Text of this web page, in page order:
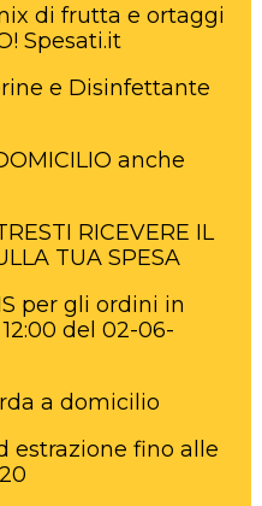
di frutta e ortaggi
Spesati.it
e Disinfettante
anche
RICEVERE IL
TUA SPESA
per gli ordini in
del 02-06-
a domicilio
estrazione fino alle